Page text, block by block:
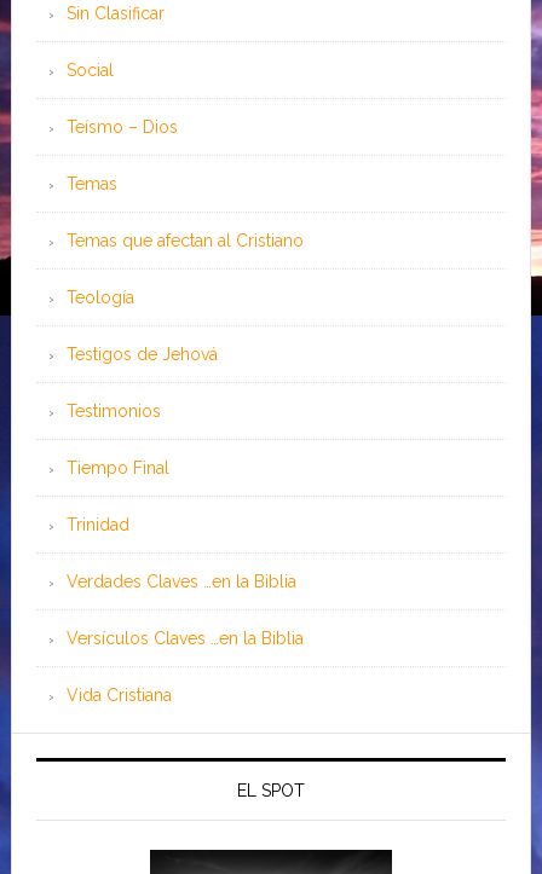
Sin Clasificar
Social
Teísmo – Dios
Temas
Temas que afectan al Cristiano
Teología
Testigos de Jehová
Testimonios
Tiempo Final
Trinidad
Verdades Claves …en la Biblia
Versículos Claves …en la Biblia
Vida Cristiana
EL SPOT